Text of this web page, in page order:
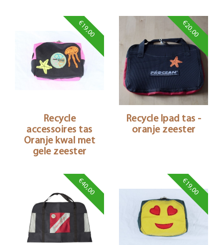
€19,00
Recycle
accessoires tas
Oranje kwal met
gele zeester
€20,00
Recycle Ipad tas -
oranje zeester
€40,00 €19,00